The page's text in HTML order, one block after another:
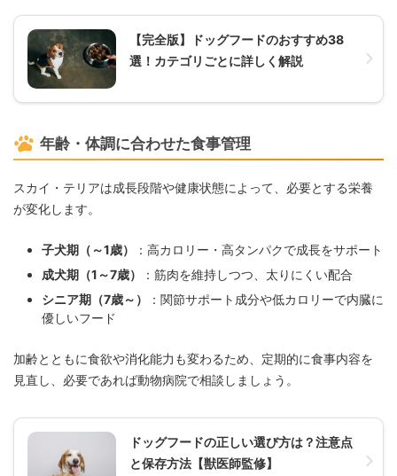
【完全版】ドッグフードのおすすめ38
選！カテゴリごとに詳しく解説
年齢・体調に合わせた食事管理
スカイ・テリアは成長段階や健康状態によって、必要とする栄養
が変化します。
子犬期（～1歳）
：高カロリー・高タンパクで成長をサポート
成犬期（1～7歳）
：筋肉を維持しつつ、太りにくい配合
シニア期（7歳～）
：関節サポート成分や低カロリーで内臓に
優しいフード
加齢とともに食欲や消化能力も変わるため、定期的に食事内容を
見直し、必要であれば動物病院で相談しましょう。
ドッグフードの正しい選び方は？注意点
と保存方法【獣医師監修】